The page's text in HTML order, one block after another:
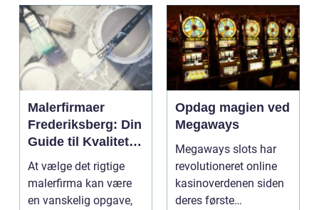
Malerfirmaer
Frederiksberg: Din
Guide til Kvalitet
og Service
At vælge det rigtige
malerfirma kan være
en vanskelig opgave,
Opdag magien ved
Megaways
Megaways slots har
revolutioneret online
kasinoverdenen siden
deres første